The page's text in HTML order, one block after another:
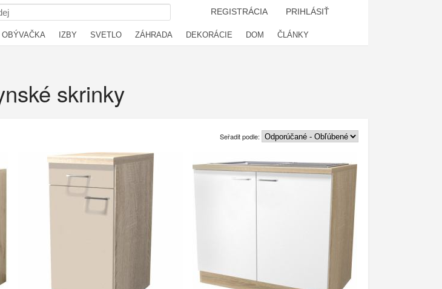
REGISTRÁCIA PRIHLÁSIŤ
OBÝVAČKA IZBY SVETLO ZÁHRADA DEKORÁCIE DOM ČLÁNKY
skrinky
Seřadit podle: